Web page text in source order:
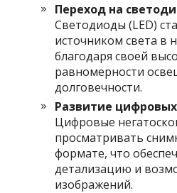
Переход на
Светодиоды (LED)
источником света в
благодаря своей
равномерности
долговечности.
Развитие
Цифровые
просматривать
формате, что
детализацию и
изображений.